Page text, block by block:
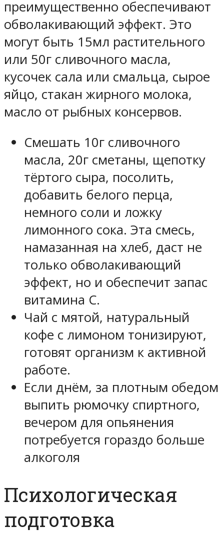
преимущественно обеспечивают
обволакивающий эффект. Это
могут быть 15мл растительного
или 50г сливочного масла,
кусочек сала или смальца, сырое
яйцо, стакан жирного молока,
масло от рыбных консервов.
Смешать 10г сливочного
масла, 20г сметаны, щепотку
тёртого сыра, посолить,
добавить белого перца,
немного соли и ложку
лимонного сока. Эта смесь,
намазанная на хлеб, даст не
только обволакивающий
эффект, но и обеспечит запас
витамина С.
Чай с мятой, натуральный
кофе с лимоном тонизируют,
готовят организм к активной
работе.
Если днём, за плотным обедом
выпить рюмочку спиртного,
вечером для опьянения
потребуется гораздо больше
алкоголя
Психологическая
подготовка